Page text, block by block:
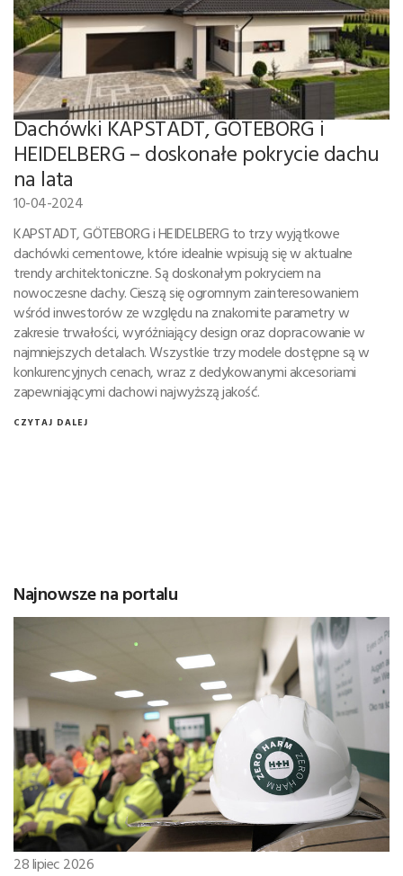
Dachówki KAPSTADT, GÖTEBORG i
HEIDELBERG – doskonałe pokrycie dachu
na lata
10-04-2024
KAPSTADT, GÖTEBORG i HEIDELBERG to trzy wyjątkowe
dachówki cementowe, które idealnie wpisują się w aktualne
trendy architektoniczne. Są doskonałym pokryciem na
nowoczesne dachy. Cieszą się ogromnym zainteresowaniem
wśród inwestorów ze względu na znakomite parametry w
zakresie trwałości, wyróżniający design oraz dopracowanie w
najmniejszych detalach. Wszystkie trzy modele dostępne są w
konkurencyjnych cenach, wraz z dedykowanymi akcesoriami
zapewniającymi dachowi najwyższą jakość.
CZYTAJ DALEJ
Najnowsze na portalu
28 lipiec 2026